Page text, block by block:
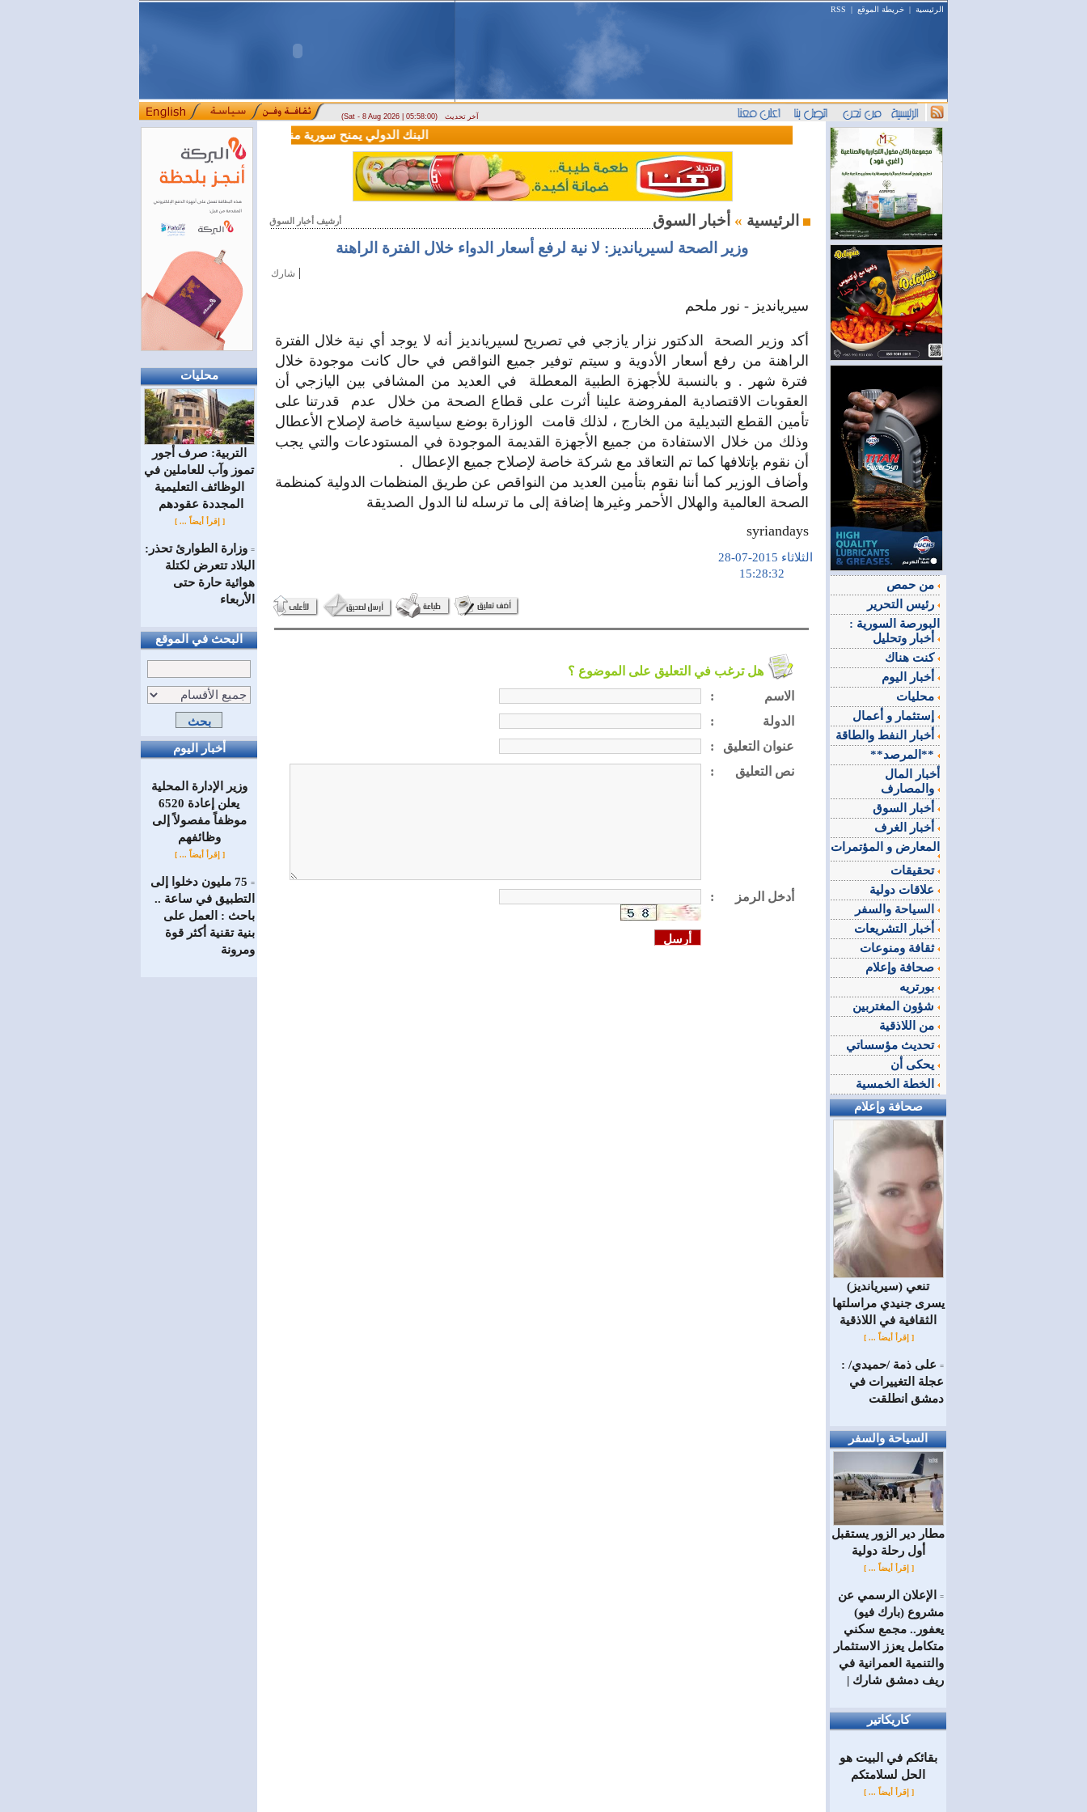
الرئيسية | خريطة الموقع |
RSS
(Sat - 8 Aug 2026 | 05:58:00) آخر تحديث
محليات
التربية: صرف أجور
تموز وآب للعاملين في
الوظائف ‏التعليمية
المجددة عقودهم ‏
[ إقرأ أيضاً ... ]
= وزارة الطوارئ تحذر:
البلاد تتعرض لكتلة
هوائية حارة حتى
الأربعاء
البحث في الموقع
أخبار اليوم
وزير الإدارة المحلية
يعلن إعادة 6520
موظفاً مفصولاً إلى
‏وظائفهم
[ إقرأ أيضاً ... ]
=
75 مليون دخلوا إلى
التطبيق في ساعة ..
باحث : العمل على
بنية تقنية أكثر قوة
ومرونة
البنك الدولي يمنح سورية منحة مالية بقيمة 100 مليون دولار لدعم إصلاحات القطاع المالي
أرشيف أخبار السوق الرئيسية »
وزير الصحة لسيريانديز: لا نية لرفع أسعار الدواء خلال الفترة الراهنة
شارك |
سيريانديز - نور ملحم
أكد وزير الصحة الدكتور نزار يازجي في تصريح لسيريانديز أنه لا يوجد أي نية خلال الفترة
الراهنة من رفع أسعار الأدوية و سيتم توفير جميع النواقص في حال كانت موجودة خلال
فترة شهر . و بالنسبة للأجهزة الطبية المعطلة في العديد من المشافي بين اليازجي أن
العقوبات الاقتصادية المفروضة علينا أثرت على قطاع الصحة من خلال عدم قدرتنا على
تأمين القطع التبديلية من الخارج ، لذلك قامت الوزارة بوضع سياسية خاصة لإصلاح الأعطال
وذلك من خلال الاستفادة من جميع الأجهزة القديمة الموجودة في المستودعات والتي يجب
أن نقوم بإتلافها كما تم التعاقد مع شركة خاصة لإصلاح جميع الإعطال .
وأضاف الوزير كما أننا نقوم بتأمين العديد من النواقص عن طريق المنظمات الدولية كمنظمة
الصحة العالمية والهلال الأحمر وغيرها إضافة إلى ما ترسله لنا الدول الصديقة
syriandays
الثلاثاء 2015-07-28
هل ترغب في التعليق على الموضوع ؟
:
الاسم
:
الدولة
:
عنوان التعليق
:
نص التعليق
: أدخل الرمز
البورصة السورية :
كنت هناك
**المرصد**
أخبار المال
المعارض و المؤتمرات
تحقيقات
ثقافة ومنوعات
تحديث مؤسساتي
صحافة وإعلام
(سيريانديز) تنعي
يسرى جنيدي مراسلتها
الثقافية في اللاذقية
[ إقرأ أيضاً ... ]
= على ذمة /حميدي/ :
عجلة التغييرات في
دمشق انطلقت
السياحة والسفر
مطار دير الزور يستقبل
أول رحلة دولية
[ إقرأ أيضاً ... ]
=
الإعلان الرسمي عن
مشروع (بارك فيو)
يعفور.. مجمع سكني
متكامل يعزز الاستثمار
والتنمية العمرانية في
ريف دمشق شارك |
كاريكاتير
بقائكم في البيت هو
الحل لسلامتكم
[ إقرأ أيضاً ... ]